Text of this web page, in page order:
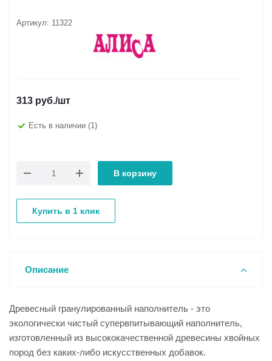
Артикул: 11322
313 руб./шт
Есть в наличии (1)
В корзину
Купить в 1 клик
Описание
Древесный гранулированный наполнитель - это
экологически чистый супервпитывающий наполнитель,
изготовленный из высококачественной древесины хвойных
пород без каких-либо искусственных добавок.